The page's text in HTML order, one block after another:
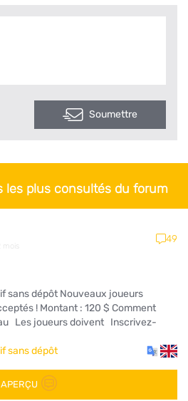
Soumettre
les plus consultés du forum
49
sans dépôt Nouveaux joueurs
! Montant : 120 $ Comment
Les joueurs doivent Inscrivez-
sans dépôt
APERÇU